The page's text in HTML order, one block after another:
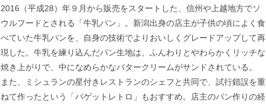
2016（平成28）年９月から販売をスタートした、信州や上越地方でソ
ウルフードとされる「牛乳パン」。新潟出身の店主が子供の頃によく食
べていた牛乳パンを、自身の技術でよりおいしくグレードアップして再
現した。牛乳を練り込んだパン生地は、ふんわりとやわらかくリッチな
焼き上がりで、中になめらかなバタークリームがサンドされている。
また、ミシュランの星付きレストランのシェフと共同で、試行錯誤を重
ねて作ったという「バゲットレトロ」もおすすめ。店主のパン作りの経